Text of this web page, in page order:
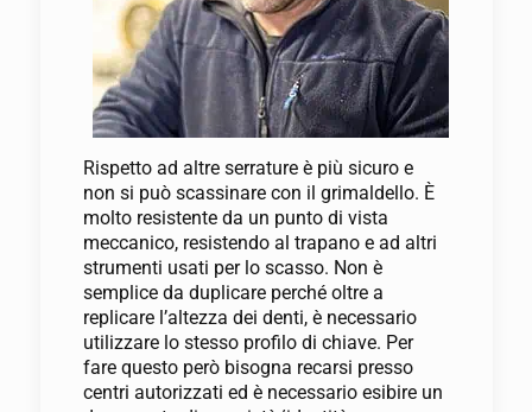
Rispetto ad altre serrature è più sicuro e
non si può scassinare con il grimaldello. È
molto resistente da un punto di vista
meccanico, resistendo al trapano e ad altri
strumenti usati per lo scasso. Non è
semplice da duplicare perché oltre a
replicare l’altezza dei denti, è necessario
utilizzare lo stesso profilo di chiave. Per
fare questo però bisogna recarsi presso
centri autorizzati ed è necessario esibire un